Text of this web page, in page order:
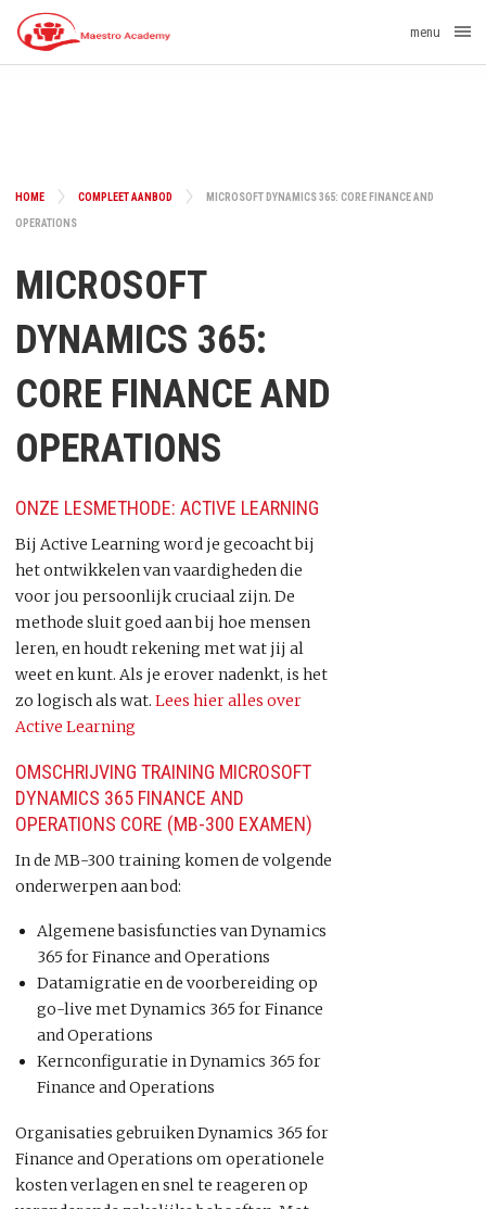
menu
HOME COMPLEET AANBOD MICROSOFT DYNAMICS 365: CORE FINANCE AND
OPERATIONS
MICROSOFT
DYNAMICS 365:
CORE FINANCE AND
OPERATIONS
ONZE LESMETHODE: ACTIVE LEARNING
Bij Active Learning word je gecoacht bij
het ontwikkelen van vaardigheden die
voor jou persoonlijk cruciaal zijn. De
methode sluit goed aan bij hoe mensen
leren, en houdt rekening met wat jij al
weet en kunt. Als je erover nadenkt, is het
zo logisch als wat. Lees hier alles over
Active Learning
OMSCHRIJVING TRAINING MICROSOFT
DYNAMICS 365 FINANCE AND
OPERATIONS CORE (MB-300 EXAMEN)
In de MB-300 training komen de volgende
onderwerpen aan bod:
Algemene basisfuncties van Dynamics
365 for Finance and Operations
Datamigratie en de voorbereiding op
go-live met Dynamics 365 for Finance
and Operations
Kernconfiguratie in Dynamics 365 for
Finance and Operations
Organisaties gebruiken Dynamics 365 for
Finance and Operations om operationele
kosten verlagen en snel te reageren op